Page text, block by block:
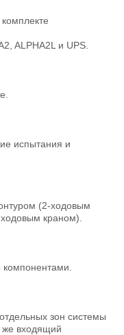
ALPHA2L и UPS.
испытания и
(2-ходовым
краном).
зон системы
же входящий